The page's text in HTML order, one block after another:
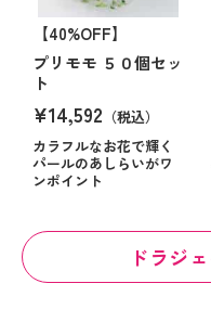
【40%OFF】
プリモモ ５０個セッ
ト
¥14,592 （税込）
カラフルなお花で輝く
パールのあしらいがワ
ンポイント
ドラジ